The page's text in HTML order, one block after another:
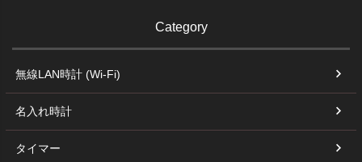
Category
無線LAN時計 (Wi-Fi)
名入れ時計
タイマー